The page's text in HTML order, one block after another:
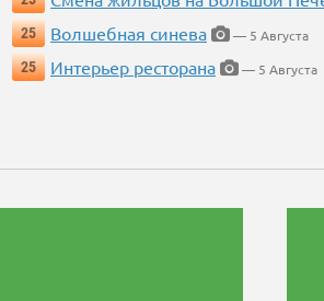
25
Волшебная синева
— 5 Августа
25
Интерьер ресторана — 5 Августа